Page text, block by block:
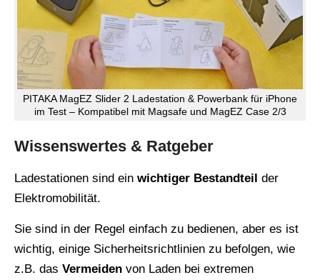
PITAKA MagEZ Slider 2 Ladestation & Powerbank für iPhone
im Test – Kompatibel mit Magsafe und MagEZ Case 2/3
Wissenswertes & Ratgeber
Ladestationen sind ein wichtiger Bestandteil der
Elektromobilität.
Sie sind in der Regel einfach zu bedienen, aber es ist
wichtig, einige Sicherheitsrichtlinien zu befolgen, wie
z.B. das Vermeiden von Laden bei extremen